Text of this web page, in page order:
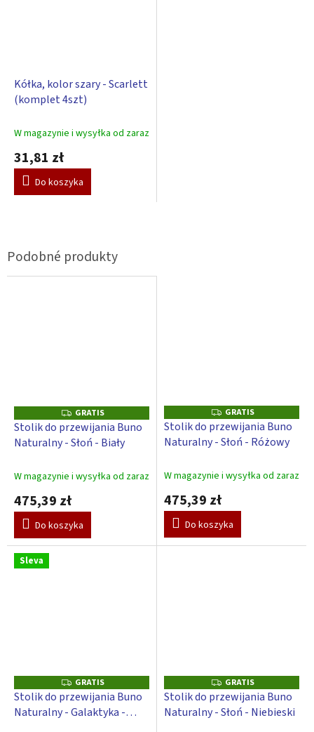
Kółka, kolor szary - Scarlett
(komplet 4szt)
W magazynie i wysyłka od zaraz
31,81 zł
Do koszyka
G
R
A
T
GRATIS
Stolik do przewijania Buno
Naturalny - Słoń - Biały
W magazynie i wysyłka od zaraz
475,39 zł
Do koszyka
G
R
A
T
GRATIS
Stolik do przewijania Buno
Naturalny - Słoń - Różowy
W magazynie i wysyłka od zaraz
475,39 zł
Do koszyka
Sleva
G
R
A
T
GRATIS
Stolik do przewijania Buno
Naturalny - Galaktyka -
G
R
A
T
GRATIS
Stolik do przewijania Buno
Naturalny - Słoń - Niebieski